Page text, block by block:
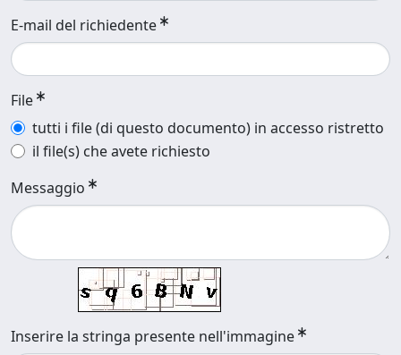
E-mail del richiedente
File
tutti i file (di questo documento) in accesso ristretto
il file(s) che avete richiesto
Messaggio
Inserire la stringa presente nell'immagine